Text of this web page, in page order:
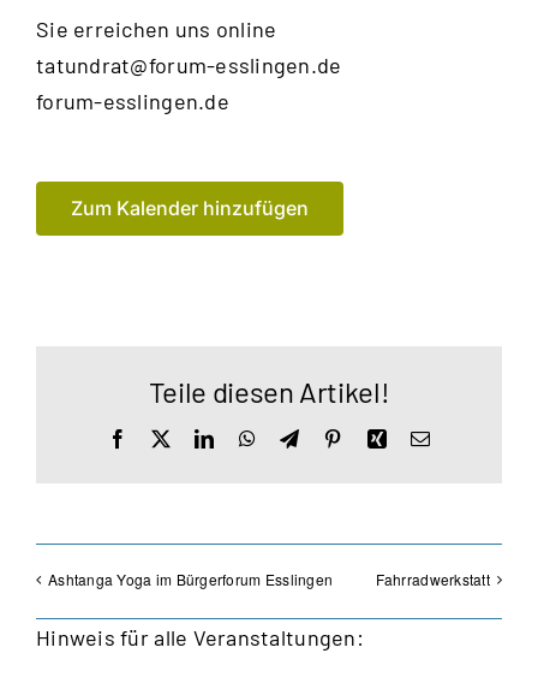
Sie erreichen uns online
tatundrat@forum-esslingen.de
forum-esslingen.de
Zum Kalender hinzufügen
Teile diesen Artikel!
Facebook LinkedInWhatsApp
TelegramPinterestXingE-
Ashtanga Yoga im Bürgerforum Esslingen Fahrradwerkstatt
Hinweis für alle Veranstaltungen: